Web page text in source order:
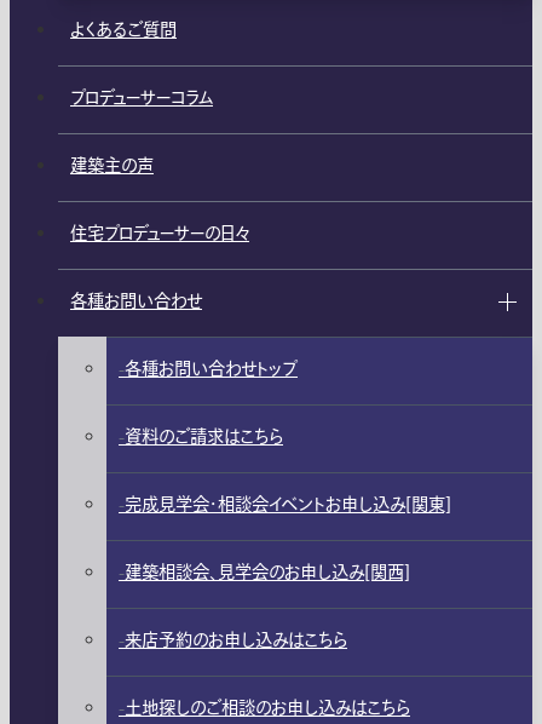
よくあるご質問
プロデューサーコラム
建築主の声
住宅プロデューサーの日々
各種お問い合わせ
各種お問い合わせトップ
資料のご請求はこちら
完成見学会・相談会イベントお申し込み[関東]
建築相談会、見学会のお申し込み[関西]
来店予約のお申し込みはこちら
土地探しのご相談のお申し込みはこちら